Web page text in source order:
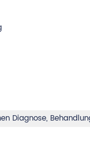
Diagnose,